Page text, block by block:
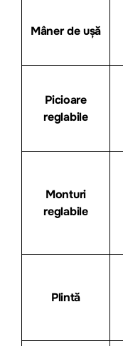
Mâner de ușă
Picioare
reglabile
Monturi
reglabile
Plintă